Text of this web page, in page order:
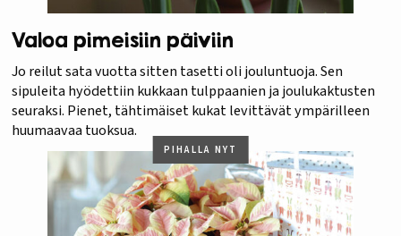
Valoa pimeisiin päiviin
Jo reilut sata vuotta sitten tasetti oli jouluntuoja. Sen
sipuleita hyödettiin kukkaan tulppaanien ja joulukaktusten
seuraksi. Pienet, tähtimäiset kukat levittävät ympärilleen
huumaavaa tuoksua.
PIHALLA NYT